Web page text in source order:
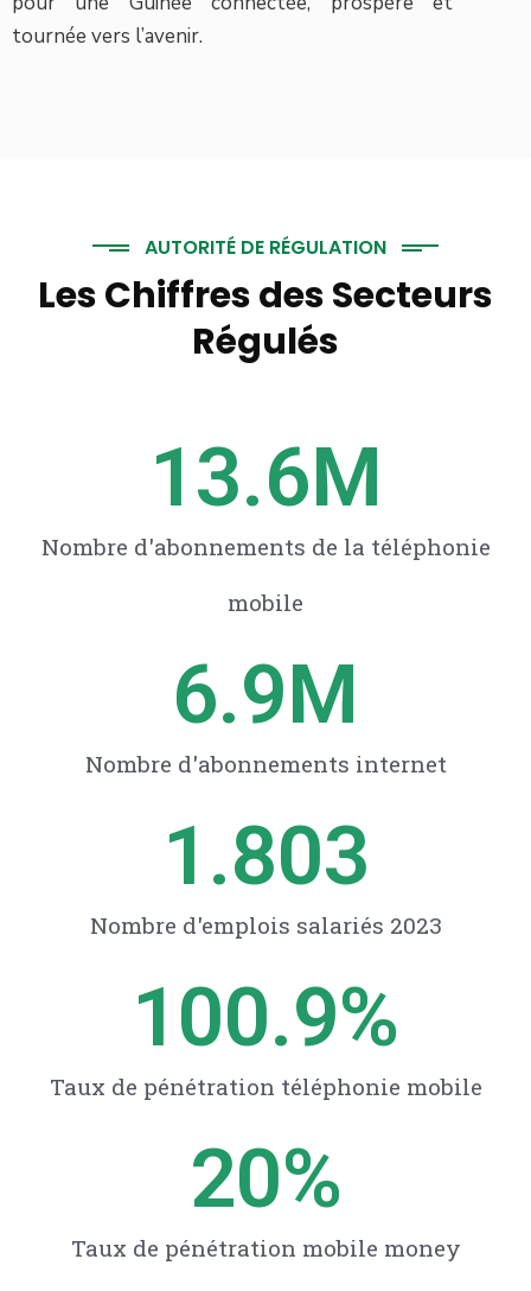
tournée vers l’avenir.
AUTORITÉ DE RÉGULATION
Les Chiffres des Secteurs
Régulés
13.6M
Nombre d'abonnements de la téléphonie
mobile
6.9M
Nombre d'abonnements internet​
1.803
Nombre d'emplois salariés 2023
100.9%
Taux de pénétration téléphonie mobile
20%
Taux de pénétration mobile money